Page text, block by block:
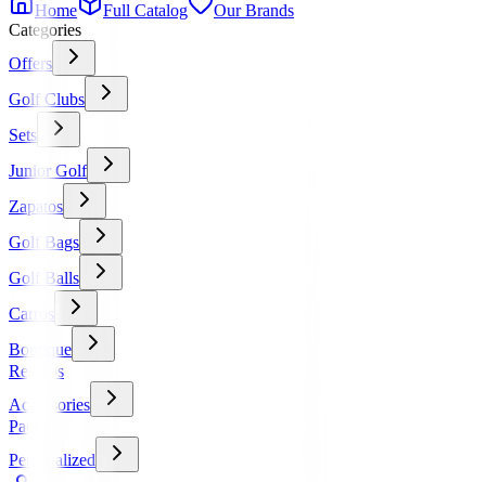
Home Full Catalog
Our Brands
Categories
Offers
Golf Clubs
Sets
Junior Golf
Zapatos
Golf Bags
Golf Balls
Carros
Boutique
Regalos
Accessories
Packs
Personalized